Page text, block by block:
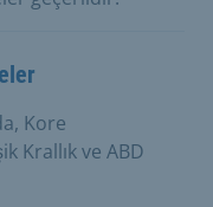
Kore
Krallık ve ABD